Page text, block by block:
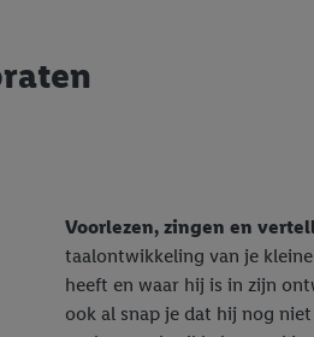
Voorlezen, zingen en
taalontwikkeling van je
heeft en waar hij is in zijn
ook al snap je dat hij nog